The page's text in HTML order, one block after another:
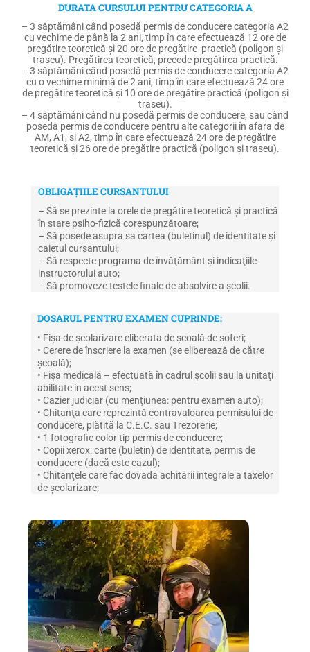
DURATA CURSULUI PENTRU CATEGORIA A
– 3 săptămâni când posedă permis de conducere categoria A2
cu vechime de până la 2 ani, timp în care efectuează 12 ore de
pregătire teoretică şi 20 ore de pregătire practică (poligon şi
traseu). Pregătirea teoretică, precede pregătirea practică.
– 3 săptămâni când posedă permis de conducere categoria A2
cu o vechime minimă de 2 ani, timp în care efectuează 24 ore
de pregătire teoretică şi 10 ore de pregătire practică (poligon şi
traseu).
– 4 săptămâni când nu posedă permis de conducere, sau când
poseda permis de conducere pentru alte categorii în afara de
AM, A1, si A2, timp în care efectuează 24 ore de pregătire
teoretică şi 26 ore de pregătire practică (poligon şi traseu).
OBLIGAȚIILE CURSANTULUI
– Să se prezinte la orele de pregătire teoretică şi practică
în stare psiho-fizică corespunzătoare;
– Să posede asupra sa cartea (buletinul) de identitate şi
caietul cursantului;
– Să respecte programa de învăţământ şi indicaţiile
instructorului auto;
– Să promoveze testele finale de absolvire a şcolii.
DOSARUL PENTRU EXAMEN CUPRINDE:
• Fişa de şcolarizare eliberata de şcoală de soferi;
• Cerere de înscriere la examen (se eliberează de către
şcoală);
• Fişa medicală – efectuată în cadrul şcolii sau la unitaţi
abilitate in acest sens;
• Cazier judiciar (cu menţiunea: pentru examen auto);
• Chitanţa care reprezintă contravaloarea permisului de
conducere, plătită la C.E.C. sau Trezorerie;
• 1 fotografie color tip permis de conducere;
• Copii xerox: carte (buletin) de identitate, permis de
conducere (dacă este cazul);
• Chitanţele care fac dovada achitării integrale a taxelor
de şcolarizare;